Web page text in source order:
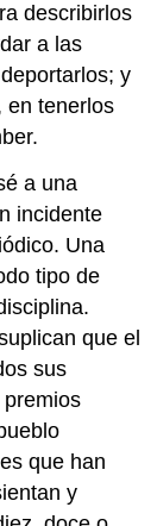
describirlos
a las
y
en tenerlos
a una
incidente
Una
tipo de
que el
sus
que han
y